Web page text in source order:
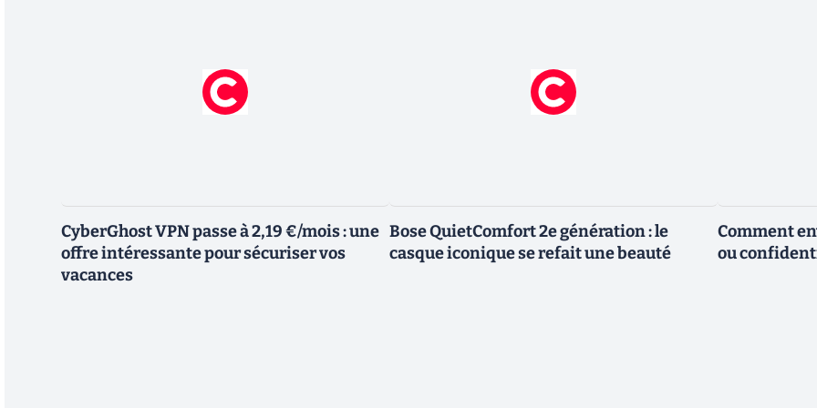
CyberGhost VPN passe à 2,19 €/mois : une
offre intéressante pour sécuriser vos
vacances
Bose QuietComfort 2e génération : le
casque iconique se refait une beauté
Comment
ou